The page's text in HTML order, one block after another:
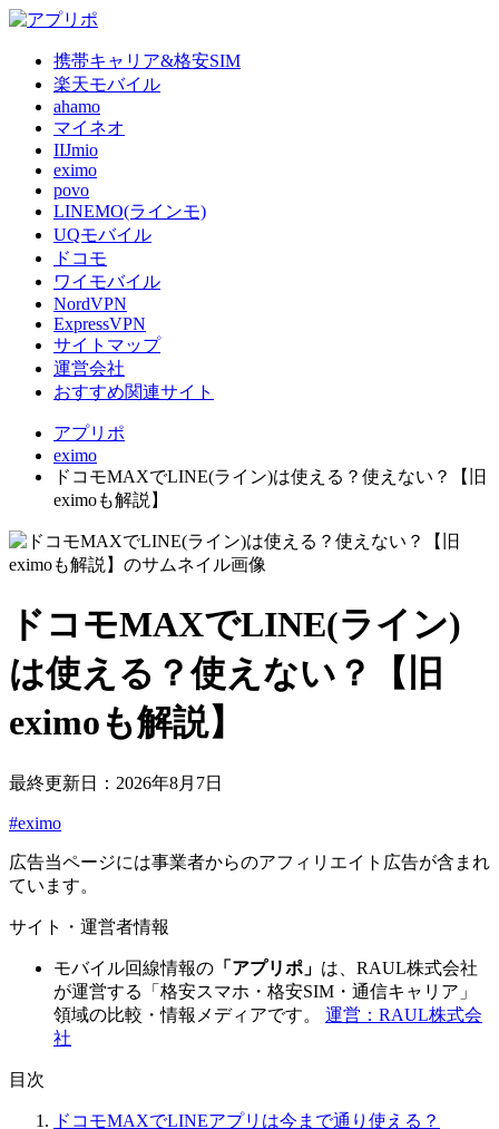
携帯キャリア&格安SIM
楽天モバイル
ahamo
マイネオ
IIJmio
eximo
povo
LINEMO(ラインモ)
UQモバイル
ドコモ
ワイモバイル
NordVPN
ExpressVPN
サイトマップ
運営会社
おすすめ関連サイト
アプリポ
eximo
ドコモMAXでLINE(ライン)は使える？使えない？【旧
eximoも解説】
ドコモMAXでLINE(ライン)
は使える？使えない？【旧
eximoも解説】
最終更新日：2026年8月7日
#eximo
広告当ページには事業者からのアフィリエイト広告が含まれ
ています。
サイト・運営者情報
モバイル回線情報の 「アプリポ」 は、RAUL株式会社
が運営する「格安スマホ・格安SIM・通信キャリア」
領域の比較・情報メディアです。 運営：RAUL株式会
社
目次
ドコモMAXでLINEアプリは今まで通り使える？